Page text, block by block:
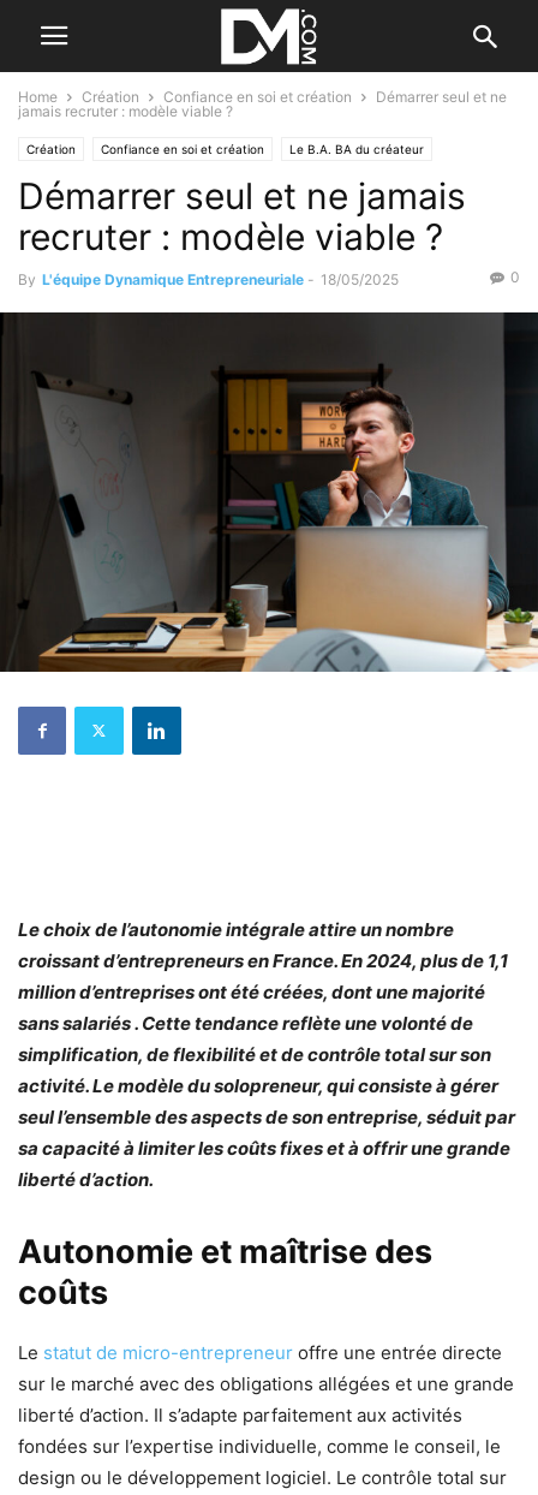
Home Création Confiance en soi et création
Démarrer seul et ne
jamais recruter : modèle viable ?
Création Confiance en soi et création Le B.A. BA du créateur
Se former à la création
Démarrer seul et ne jamais
recruter : modèle viable ?
By L'équipe Dynamique Entrepreneuriale - 18/05/2025 0
Le choix de l’autonomie intégrale attire un nombre
croissant d’entrepreneurs en France. En 2024, plus de 1,1
million d’entreprises ont été créées, dont une majorité
sans salariés . Cette tendance reflète une volonté de
simplification, de flexibilité et de contrôle total sur son
activité. Le modèle du solopreneur, qui consiste à gérer
seul l’ensemble des aspects de son entreprise, séduit par
sa capacité à limiter les coûts fixes et à offrir une grande
liberté d’action.
Autonomie et maîtrise des
coûts
Le statut de micro-entrepreneur offre une entrée directe
sur le marché avec des obligations allégées et une grande
liberté d’action. Il s’adapte parfaitement aux activités
fondées sur l’expertise individuelle, comme le conseil, le
design ou le développement logiciel. Le contrôle total sur